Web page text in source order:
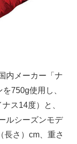
内メーカー「ナ
750g使用し、
ス14度）と、
ルシーズンモデ
長さ）cm、重さ